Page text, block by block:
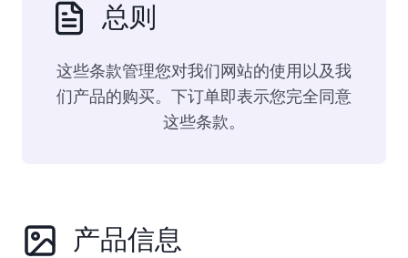
总则
这些条款管理您对我们网站的使用以及我
们产品的购买。下订单即表示您完全同意
这些条款。
产品信息